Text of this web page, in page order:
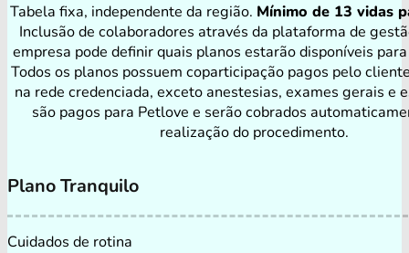
Tabela fixa, independente da região. Mínimo de 13 vidas
Inclusão de colaboradores através da plataforma de
empresa pode definir quais planos estarão disponíveis
Todos os planos possuem coparticipação pagos pelo
na rede credenciada, exceto anestesias, exames gerais e
são pagos para Petlove e serão cobrados
realização do procedimento.
Plano Tranquilo
Cuidados de rotina